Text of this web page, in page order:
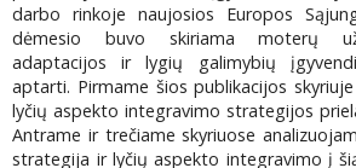
darbo rinkoje naujosios Europos
dėmesio buvo skiriama moterų
adaptacijos ir lygių galimybių
aptarti. Pirmame šios publikacijos
lyčių aspekto integravimo strategijos
Antrame ir trečiame skyriuose
strategija ir lyčių aspekto integravimo į